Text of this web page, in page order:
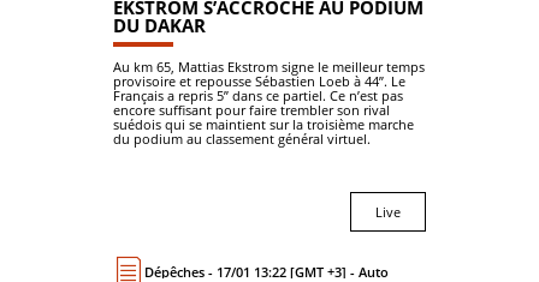
EKSTROM S’ACCROCHE AU PODIUM
DU DAKAR
Au km 65, Mattias Ekstrom signe le meilleur temps
provisoire et repousse Sébastien Loeb à 44’’. Le
Français a repris 5’’ dans ce partiel. Ce n’est pas
encore suffisant pour faire trembler son rival
suédois qui se maintient sur la troisième marche
du podium au classement général virtuel.
Live
Dépêches - 17/01 13:22 [GMT +3] - Auto